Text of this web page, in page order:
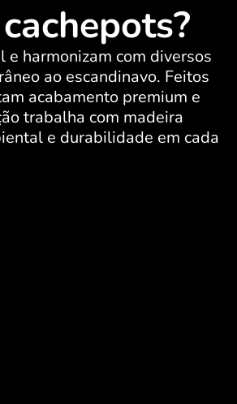
harmonizam com diversos
ao escandinavo. Feitos
acabamento premium e
trabalha com madeira
e durabilidade em cada